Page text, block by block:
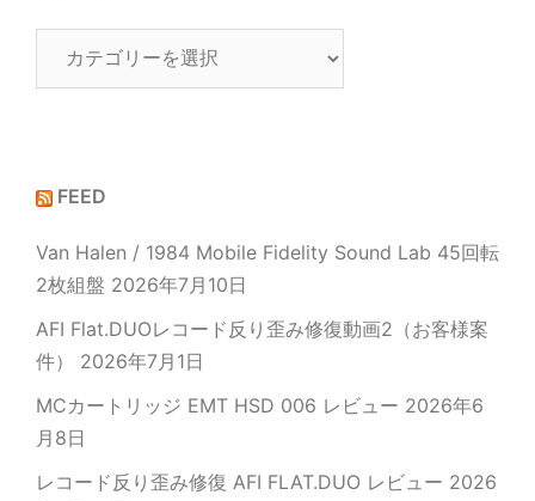
FEED
Van Halen / 1984 Mobile Fidelity Sound Lab 45回転
2枚組盤 2026年7月10日
AFI Flat.DUOレコード反り歪み修復動画2（お客様案
件）
2026年7月1日
MCカートリッジ EMT HSD 006 レビュー 2026年6
月8日
レコード反り歪み修復 AFI FLAT.DUO レビュー 2026